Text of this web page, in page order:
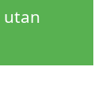
utan